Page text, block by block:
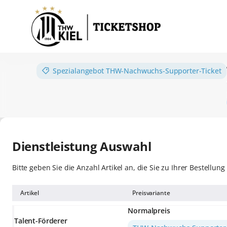
Nachwuchs-
Bundesliga
THW-Spezialangebot THW-Nachwuchs-Supporter-Ticket
Dienstleistung Auswahl
Bitte geben Sie die Anzahl Artikel an, die Sie zu Ihrer
Artikel Preisvariante
Talent-Förderer
Normalpreis